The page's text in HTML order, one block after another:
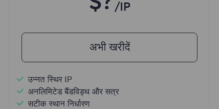
/IP
अभी खरीदें
उन्नत स्थिर IP
अनलिमिटेड बैंडविड्थ और सत्र
सटीक स्थान निर्धारण